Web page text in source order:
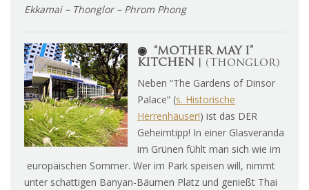
Ekkamai – Thonglor – Phrom Phong
◉ “MOTHER MAY I”
KITCHEN︱ (Thonglor)
Neben “The Gardens of Dinsor
Palace” (s. Historische
Herrenhäuser!) ist das DER
Geheimtipp! In einer Glasveranda
im Grünen fühlt man sich wie im
europäischen Sommer. Wer im Park speisen will, nimmt
unter schattigen Banyan-Bäumen Platz und genießt Thai